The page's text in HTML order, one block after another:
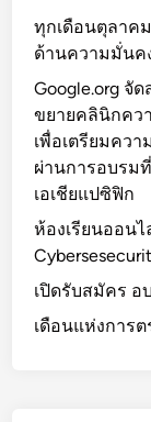
ทุกเดือนตุลาค
ด้านความมั่นค
Google.org จั
ขยายคลินิกคว
เพื่อเตรียมคว
ผ่านการอบรม
เอเชียแปซิฟิก
ห้องเรียนออน
เปิดรับสมัคร อ
เดือนแห่งการ